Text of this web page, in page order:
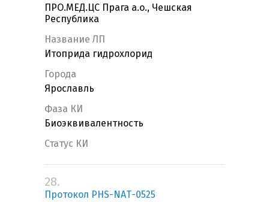
ПРО.МЕД.ЦС Прага а.о., Чешская
Республика
Название ЛП
Итоприда гидрохлорид
Города
Ярославль
Фаза КИ
Биоэквивалентность
Статус КИ
28.
Протокол PHS-NAТ-0525